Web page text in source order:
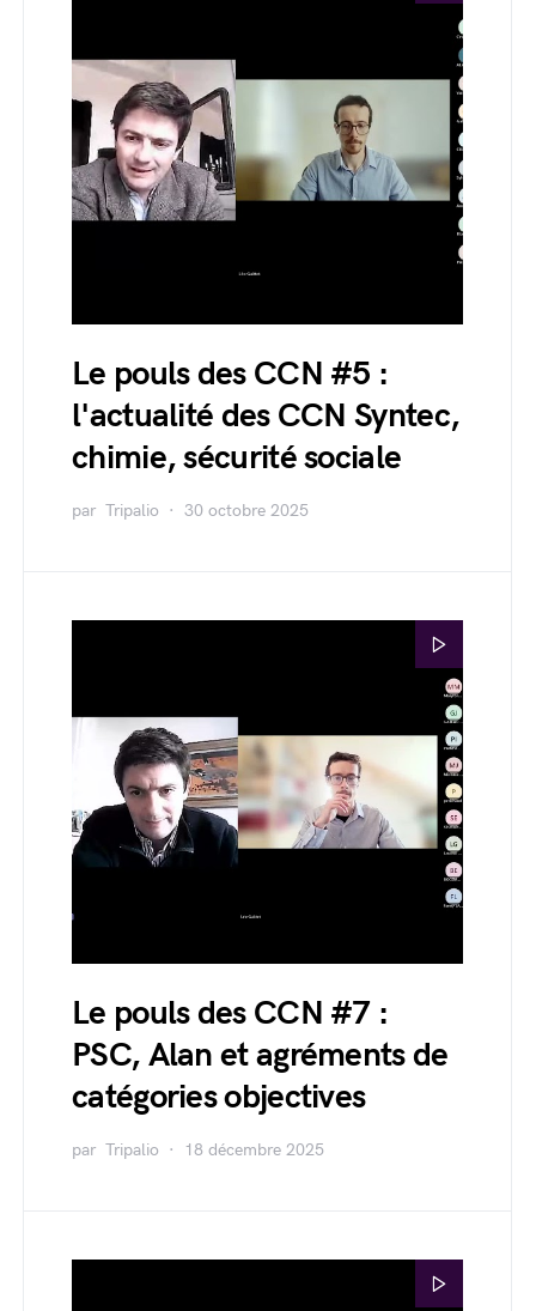
Le pouls des CCN #5 :
l'actualité des CCN Syntec,
chimie, sécurité sociale
par Tripalio 30 octobre 2025
Le pouls des CCN #7 :
PSC, Alan et agréments de
catégories objectives
par Tripalio 18 décembre 2025